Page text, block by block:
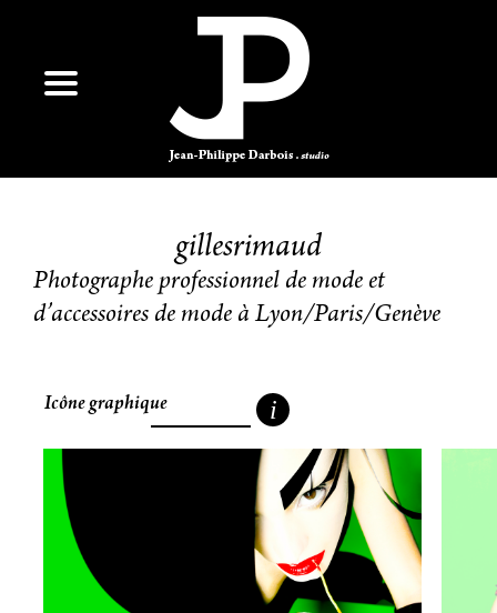
gillesrimaud
Photographe professionnel de mode et
d’accessoires de mode à Lyon/Paris/Genève
Icône graphique i